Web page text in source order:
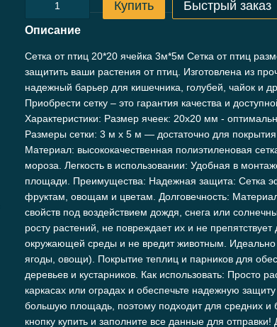
Купить Быстрый заказ
Описание
Сетка от птиц 20*20 ячейка 3м*5м Сетка от птиц
защитить ваши растения от птиц. Изготовлена из
надежный барьер для кишечника, голубей, чайок и
Приобрести сетку – это гарантия качества и
Характеристики: Размер ячеек: 20x20 мм -
Размеры сетки: 3 м x 5 м — достаточно для
Материал: высококачественная полиэтиленовая
мороза. Легкость в использовании: Удобная в
площади. Преимущества: Надежная защита: Сетка
фруктам, овощам и цветам. Долговечность:
свойств под воздействием дождя, снега или
росту растений, не повреждает их и не
окружающей среды и не вредит животным. Идеально
ягоды, овощи). Покрытие теплиц и парников для
деревьев и кустарников. Как использовать: Просто
каркасах или оградах и обеспечьте надежную
большую площадь, поэтому подходит для средних
кнопку купить и заполните все данные для